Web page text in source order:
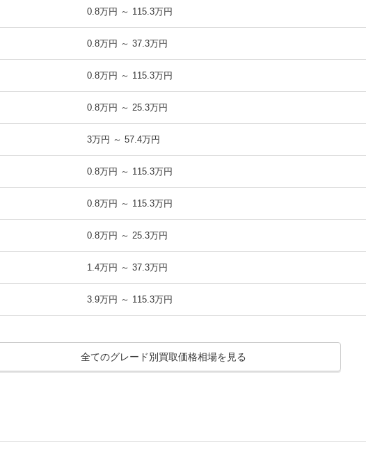
0.8万円 ～ 115.3万円
0.8万円 ～ 37.3万円
0.8万円 ～ 115.3万円
0.8万円 ～ 25.3万円
3万円 ～ 57.4万円
0.8万円 ～ 115.3万円
0.8万円 ～ 115.3万円
0.8万円 ～ 25.3万円
1.4万円 ～ 37.3万円
3.9万円 ～ 115.3万円
3.9万円 ～ 115.3万円
全てのグレード別買取価格相場を見る